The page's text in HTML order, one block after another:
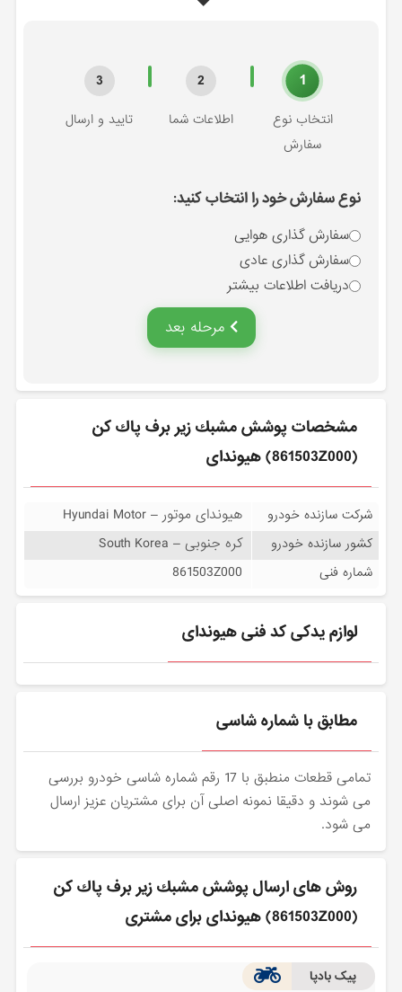
1
انتخاب نوع
سفارش
2
اطلاعات شما
3
تایید و ارسال
نوع سفارش خود را انتخاب کنید:
سفارش گذاری هوایی
سفارش گذاری عادی
دریافت اطلاعات بیشتر
مرحله بعد
مشخصات پوشش مشبك زير برف پاك كن
(861503Z000) هیوندای
شرکت سازنده خودرو هیوندای موتور – Hyundai Motor
کشور سازنده خودرو کره جنوبی – South Korea
شماره فنی 861503Z000
لوازم یدکی کد فنی هیوندای
مطابق با شماره شاسی
تمامی قطعات منطبق با 17 رقم شماره شاسی خودرو بررسی
می شوند و دقیقا نمونه اصلی آن برای مشتریان عزیز ارسال
می شود.
روش های ارسال پوشش مشبك زير برف پاك كن
(861503Z000) هیوندای برای مشتری
پیک بادپا